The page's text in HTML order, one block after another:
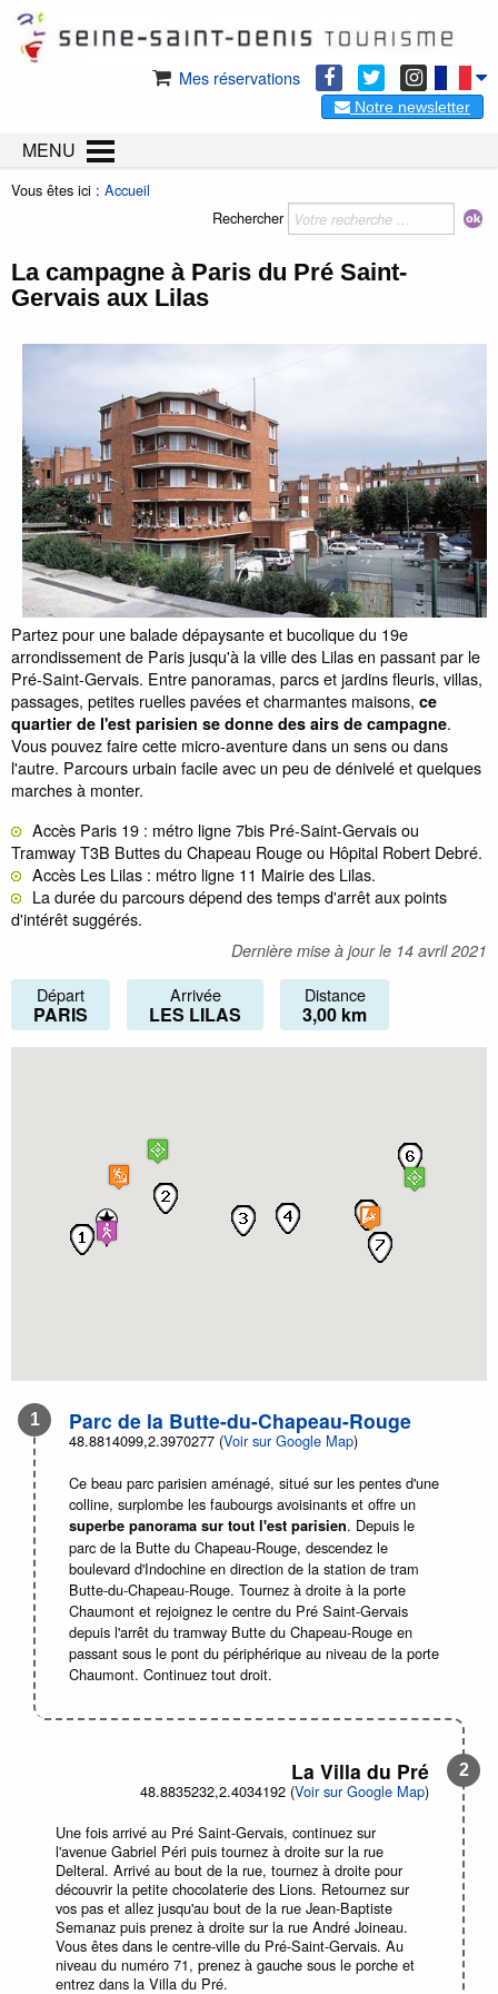
Mes réservations
Notre newsletter
MENU
Vous êtes ici : Accueil
Rechercher
La campagne à Paris du Pré Saint-
Gervais aux Lilas
Partez pour une balade dépaysante et bucolique du 19e
arrondissement de Paris jusqu'à la ville des Lilas en passant par le
Pré-Saint-Gervais. Entre panoramas, parcs et jardins fleuris, villas,
passages, petites ruelles pavées et charmantes maisons, ce
quartier de l'est parisien se donne des airs de campagne.
Vous pouvez faire cette micro-aventure dans un sens ou dans
l'autre. Parcours urbain facile avec un peu de dénivelé et quelques
marches à monter.
Accès Paris 19 : métro ligne 7bis Pré-Saint-Gervais ou
Tramway T3B Buttes du Chapeau Rouge ou Hôpital Robert Debré.
Accès Les Lilas : métro ligne 11 Mairie des Lilas.
La durée du parcours dépend des temps d'arrêt aux points
d'intérêt suggérés.
Dernière mise à jour le 14 avril 2021
Départ
PARIS
Arrivée
LES LILAS
Distance
3,00 km
Parc de la Butte-du-Chapeau-Rouge
48.8814099,2.3970277 (Voir sur Google Map)
Ce beau parc parisien aménagé, situé sur les pentes d'une
colline, surplombe les faubourgs avoisinants et offre un
superbe panorama sur tout l'est parisien. Depuis le
parc de la Butte du Chapeau-Rouge, descendez le
boulevard d'Indochine en direction de la station de tram
Butte-du-Chapeau-Rouge. Tournez à droite à la porte
Chaumont et rejoignez le centre du Pré Saint-Gervais
depuis l'arrêt du tramway Butte du Chapeau-Rouge en
passant sous le pont du périphérique au niveau de la porte
Chaumont. Continuez tout droit.
La Villa du Pré
48.8835232,2.4034192 (Voir sur Google Map)
Une fois arrivé au Pré Saint-Gervais, continuez sur
l'avenue Gabriel Péri puis tournez à droite sur la rue
Delteral. Arrivé au bout de la rue, tournez à droite pour
découvrir la petite chocolaterie des Lions. Retournez sur
vos pas et allez jusqu'au bout de la rue Jean-Baptiste
Semanaz puis prenez à droite sur la rue André Joineau.
Vous êtes dans le centre-ville du Pré-Saint-Gervais. Au
niveau du numéro 71, prenez à gauche sous le porche et
entrez dans la Villa du Pré.